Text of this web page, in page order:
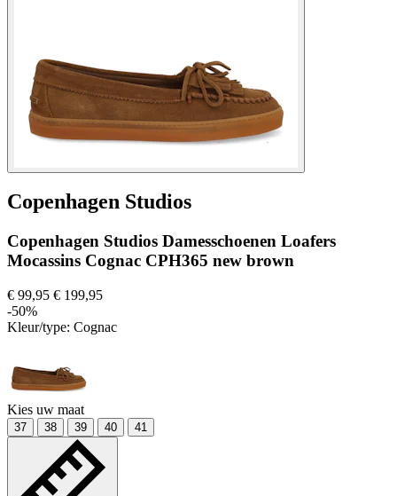
Copenhagen Studios
Copenhagen Studios Damesschoenen Loafers
Mocassins Cognac CPH365 new brown
€ 99,95 € 199,95
-50%
Kleur/type: Cognac
Kies uw maat
37 38 39 40 41